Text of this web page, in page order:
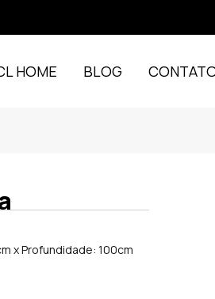
HOME BLOG
x Profundidade: 100cm